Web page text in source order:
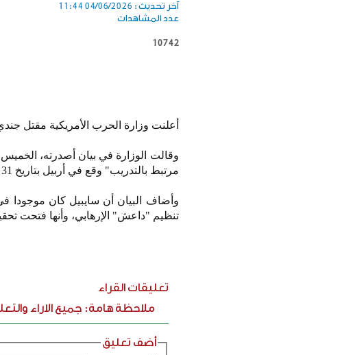
آخر تحديث : 04/06/2026 11:44
عدد المشاهدات
10742
أعلنت وزارة الحرب الأمريكية مقتل
مرتبط بالتدريب" وقع في أربيل بتاريخ 31 مايو/ أيار الماضي.
وأضاف البيان أن سايبيل كان موجودا
تنظيم "داعش" الإرهابي، وأنها فتحت
تعليقات القراء
ملاحظة هامة: جميع الاراء
أضف تعليق